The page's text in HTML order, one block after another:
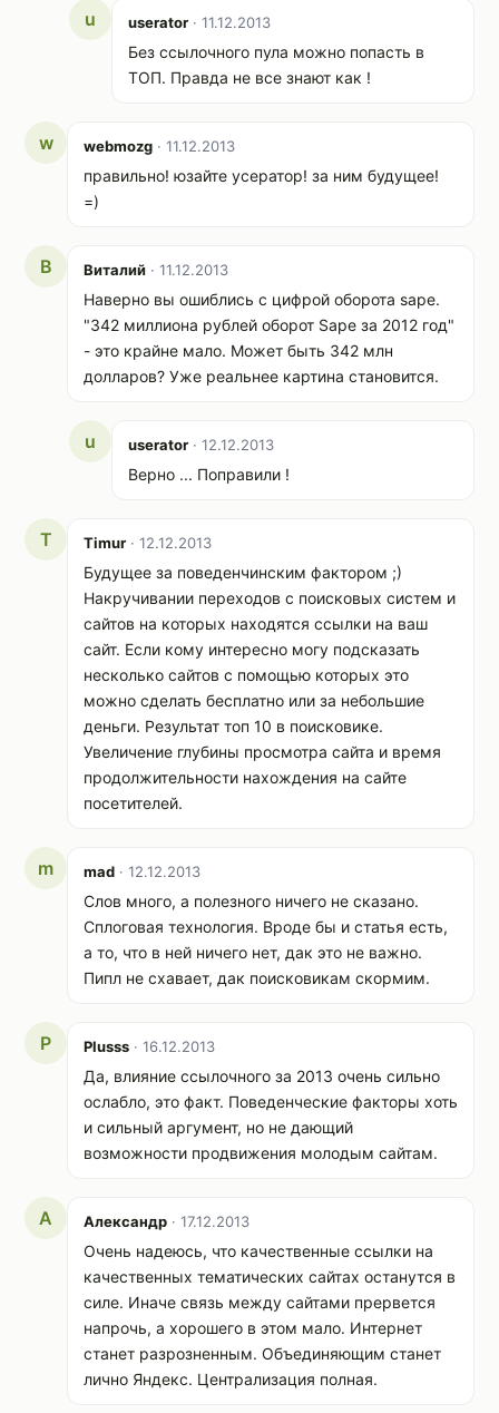
u userator · 11.12.2013
Без ссылочного пула можно попасть в
ТОП. Правда не все знают как !
w webmozg · 11.12.2013
правильно! юзайте усератор! за ним будущее!
=)
В Виталий · 11.12.2013
Наверно вы ошиблись с цифрой оборота sape.
"342 миллиона рублей оборот Sape за 2012 год"
- это крайне мало. Может быть 342 млн
долларов? Уже реальнее картина становится.
u userator · 12.12.2013
Верно ... Поправили !
T Timur · 12.12.2013
Будущее за поведенчинским фактором ;)
Накручивании переходов с поисковых систем и
сайтов на которых находятся ссылки на ваш
сайт. Если кому интересно могу подсказать
несколько сайтов с помощью которых это
можно сделать бесплатно или за небольшие
деньги. Результат топ 10 в поисковике.
Увеличение глубины просмотра сайта и время
продолжительности нахождения на сайте
посетителей.
m mad · 12.12.2013
Слов много, а полезного ничего не сказано.
Сплоговая технология. Вроде бы и статья есть,
а то, что в ней ничего нет, дак это не важно.
Пипл не схавает, дак поисковикам скормим.
P Plusss · 16.12.2013
Да, влияние ссылочного за 2013 очень сильно
ослабло, это факт. Поведенческие факторы хоть
и сильный аргумент, но не дающий
возможности продвижения молодым сайтам.
А Александр · 17.12.2013
Очень надеюсь, что качественные ссылки на
качественных тематических сайтах останутся в
силе. Иначе связь между сайтами прервется
напрочь, а хорошего в этом мало. Интернет
станет разрозненным. Объединяющим станет
лично Яндекс. Централизация полная.